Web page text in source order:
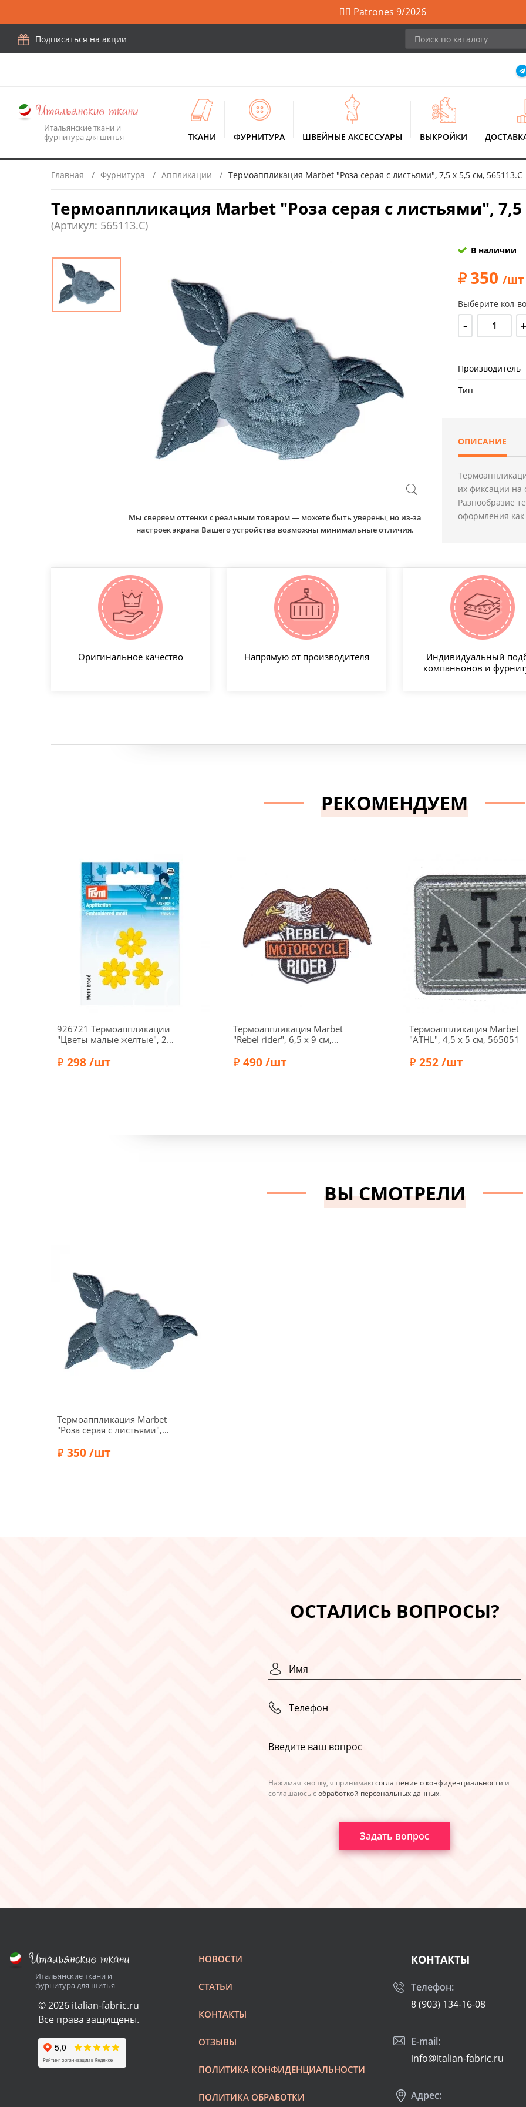
🙋‍♀️ Patrones 9/2026
Подписаться на акции
Итальянские ткани и
фурнитура для шитья
ТКАНИ ФУРНИТУРА ШВЕЙНЫЕ АКСЕССУАРЫ ВЫКРОЙКИ
Главная Фурнитура Аппликации Термоаппликация Marbet "Роза серая с листьями", 7,5 х 5,5 см, 565113.C
Термоаппликация Marbet "Роза серая с листьями", 7,5
(Артикул: 565113.C)
Мы сверяем оттенки с реальным товаром — можете быть уверены, но из-за
настроек экрана Вашего устройства возможны минимальные отличия.
В наличии
350 /шт
Выберите кол-
- +
Производитель
Тип
ОПИСАНИЕ
их фиксации на
Разнообразие
оформления
Оригинальное качество Напрямую от производителя
Индивидуальный
компаньонов и
РЕКОМЕНДУЕМ
926721 Термоаппликации
"Цветы малые желтые", 2
298 /шт
Бренд: Prym
Термоаппликация Marbet
"Rebel rider", 6,5 х 9 см,
490 /шт
Термоаппликация Marbet
"ATHL", 4,5 х 5 см, 565051
252 /шт
ВЫ СМОТРЕЛИ
Термоаппликация Marbet
"Роза серая с листьями",
350 /шт
ОСТАЛИСЬ ВОПРОСЫ?
Нажимая кнопку, я принимаюсоглашение о конфиденциальности и
соглашаюсь с обработкой персональных данных.
Задать вопрос
Итальянские ткани и
фурнитура для шитья
© 2026 italian-fabric.ru
Все права защищены.
НОВОСТИ
СТАТЬИ
КОНТАКТЫ
ОТЗЫВЫ
ПОЛИТИКА КОНФИДЕНЦИАЛЬНОСТИ
ПОЛИТИКА ОБРАБОТКИ
КОНТАКТЫ
Телефон:
8 (903) 134-16-08
E-mail:
info@italian-fabric.ru
Адрес: